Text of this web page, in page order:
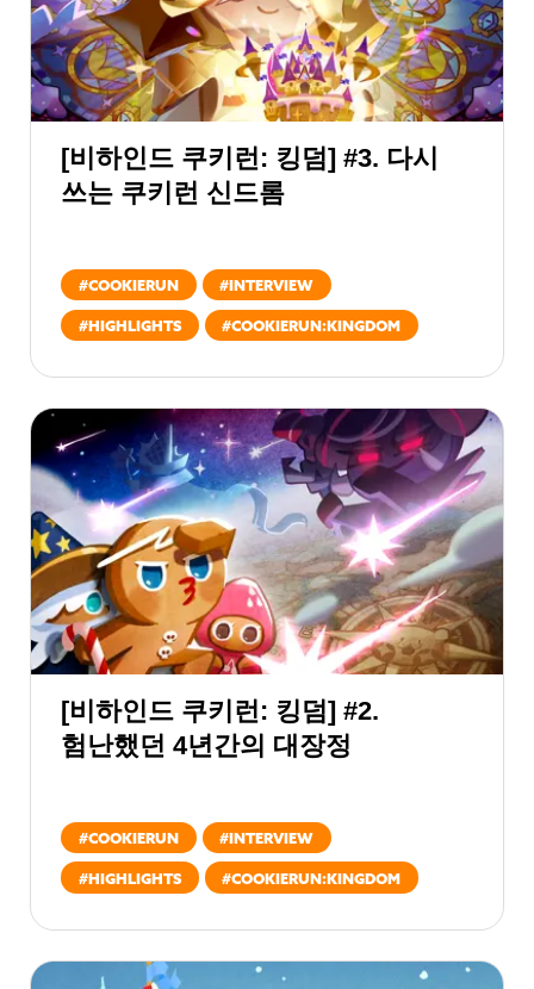
[비하인드 쿠키런: 킹덤] #3. 다시
쓰는 쿠키런 신드롬
#COOKIERUN #INTERVIEW
#HIGHLIGHTS #COOKIERUN:KINGDOM
[비하인드 쿠키런: 킹덤] #2.
험난했던 4년간의 대장정
#COOKIERUN #INTERVIEW
#HIGHLIGHTS #COOKIERUN:KINGDOM